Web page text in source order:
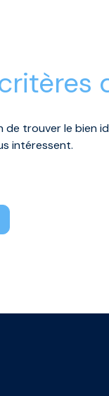
trouver le bien
intéressent.